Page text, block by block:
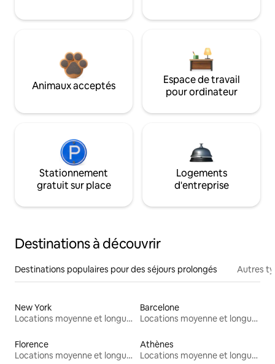
Animaux acceptés
Espace de travail
pour ordinateur
Stationnement
gratuit sur place
Logements
d'entreprise
Destinations à découvrir
Destinations populaires pour des séjours prolongés Autres
New York
Locations moyenne et longue durée
Barcelone
Locations moyenne et longue durée
Florence
Locations moyenne et longue durée
Athènes
Locations moyenne et longue durée